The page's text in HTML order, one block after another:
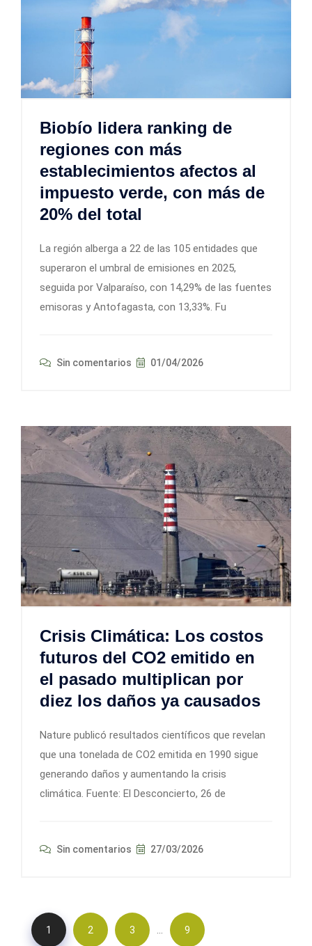
Biobío lidera ranking de
regiones con más
establecimientos afectos al
impuesto verde, con más de
20% del total
La región alberga a 22 de las 105 entidades que
superaron el umbral de emisiones en 2025,
seguida por Valparaíso, con 14,29% de las fuentes
emisoras y Antofagasta, con 13,33%. Fu
Sin comentarios 01/04/2026
Crisis Climática: Los costos
futuros del CO2 emitido en
el pasado multiplican por
diez los daños ya causados
Nature publicó resultados científicos que revelan
que una tonelada de CO2 emitida en 1990 sigue
generando daños y aumentando la crisis
climática. Fuente: El Desconcierto, 26 de
Sin comentarios 27/03/2026
1 2 3 … 9